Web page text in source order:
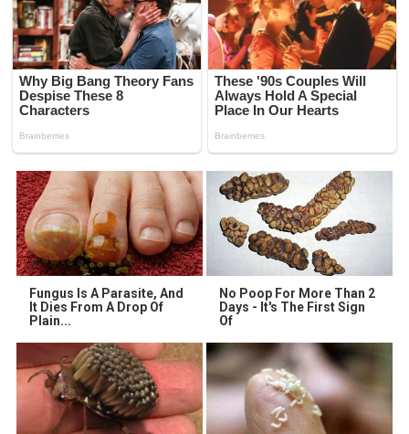
Fungus Is A Parasite, And
It Dies From A Drop Of
Plain...
No Poop For More Than 2
Days - It's The First Sign
Of